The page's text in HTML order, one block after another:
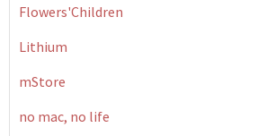
Flowers'Children
Lithium
mStore
no mac, no life